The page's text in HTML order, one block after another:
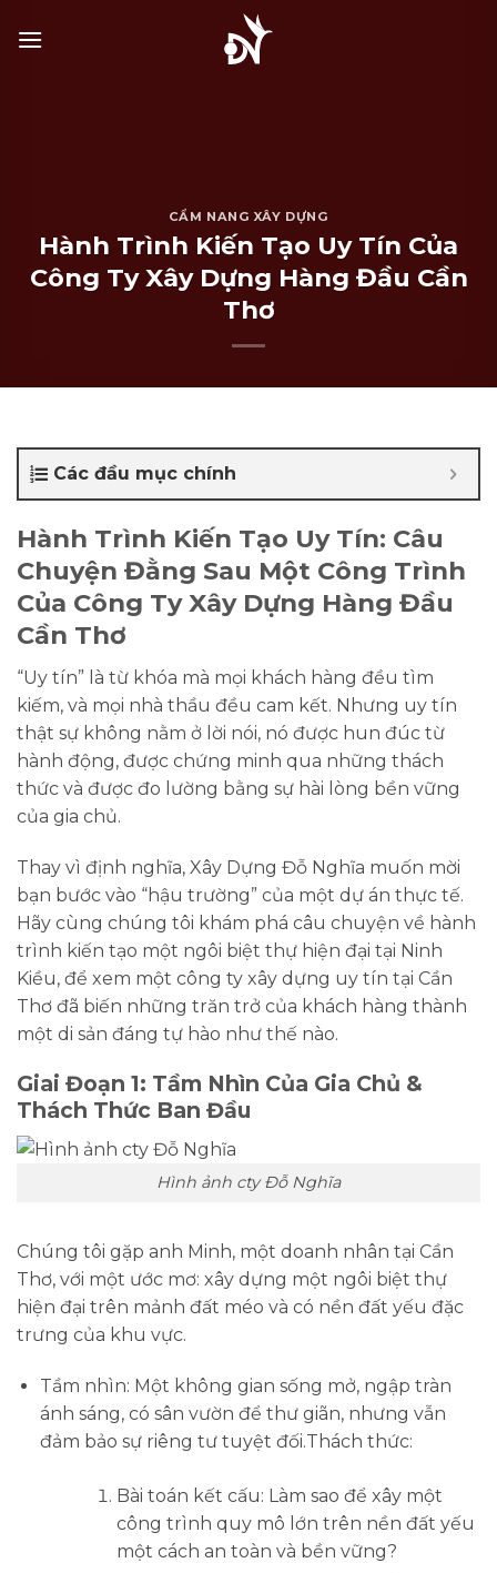
qua
CẨM NANG XÂY DỰNG
Hành Trình Kiến Tạo Uy Tín Của
Công Ty Xây Dựng Hàng Đầu Cần
Thơ
Các đầu mục chính
Hành Trình Kiến Tạo Uy Tín: Câu
Chuyện Đằng Sau Một Công Trình
Của Công Ty Xây Dựng Hàng Đầu
Cần Thơ
“Uy tín” là từ khóa mà mọi khách hàng đều tìm
kiếm, và mọi nhà thầu đều cam kết. Nhưng uy tín
thật sự không nằm ở lời nói, nó được hun đúc từ
hành động, được chứng minh qua những thách
thức và được đo lường bằng sự hài lòng bền vững
của gia chủ.
Thay vì định nghĩa, Xây Dựng Đỗ Nghĩa muốn mời
bạn bước vào “hậu trường” của một dự án thực tế.
Hãy cùng chúng tôi khám phá câu chuyện về hành
trình kiến tạo một ngôi biệt thự hiện đại tại Ninh
Kiều, để xem một công ty xây dựng uy tín tại Cần
Thơ đã biến những trăn trở của khách hàng thành
một di sản đáng tự hào như thế nào.
Giai Đoạn 1: Tầm Nhìn Của Gia Chủ &
Thách Thức Ban Đầu
Hình ảnh cty Đỗ Nghĩa
Chúng tôi gặp anh Minh, một doanh nhân tại Cần
Thơ, với một ước mơ: xây dựng một ngôi biệt thự
hiện đại trên mảnh đất méo và có nền đất yếu đặc
trưng của khu vực.
Tầm nhìn: Một không gian sống mở, ngập tràn
ánh sáng, có sân vườn để thư giãn, nhưng vẫn
đảm bảo sự riêng tư tuyệt đối.Thách thức:
Bài toán kết cấu: Làm sao để xây một
công trình quy mô lớn trên nền đất yếu
một cách an toàn và bền vững?